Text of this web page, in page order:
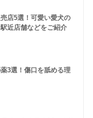
店5選！可愛い愛犬の
近店舗などをご紹介
3選！傷口を舐める理